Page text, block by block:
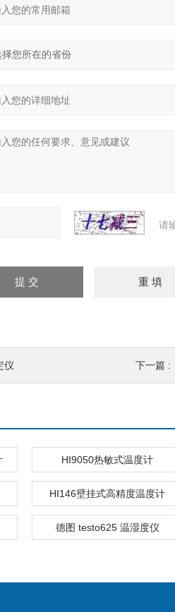
请
仪 下一篇 :
HI9050热敏式温度计
HI146壁挂式高精度温度计
德图 testo625 温湿度仪